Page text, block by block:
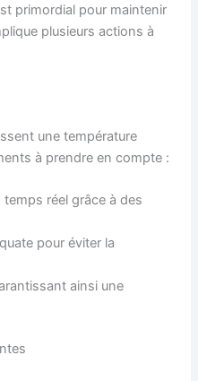
primordial pour maintenir
plusieurs actions à
une température
à prendre en compte :
réel grâce à des
pour éviter la
ainsi une